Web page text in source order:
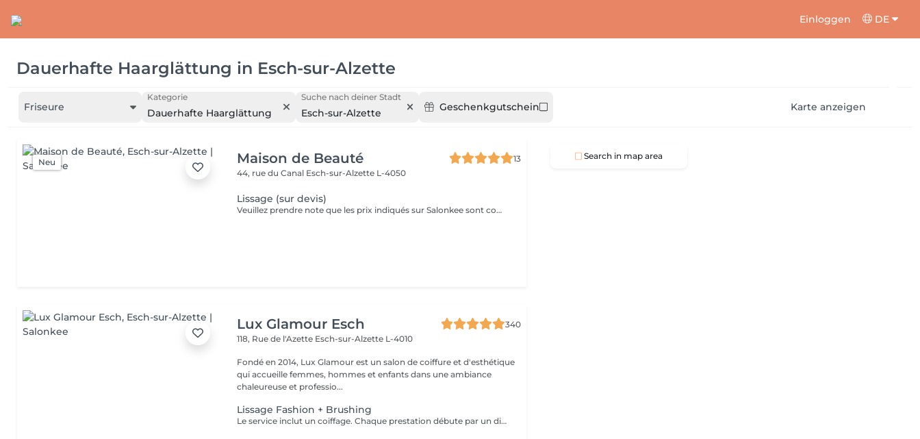
Einloggen DE
Dauerhafte Haarglättung in Esch-sur-Alzette
Friseure
Kategorie
Dauerhafte Haarglättung
Suche nach deiner Stadt
Esch-sur-Alzette Geschenkgutschein Karte anzeigen
Neu Maison de Beauté
13
44, rue du Canal Esch-sur-Alzette L-4050
Lissage (sur devis)
Veuillez prendre note que les prix indiqués sur Salonkee sont communiqués à titre informatif et s'entendent de base. Ces derniers sont susceptibles de varier selon le diagnostic réalisé à votre arrivée au salon et l'expertise du professionnel à qui vous confiez votre beauté. Dans tous les cas, un devis précis vous sera proposé et toutes réalisations de prestations seront effectuées avec votre accord. Un grand merci d'avance pour votre compréhension. Au plaisir de vous recevoir très vite.
Lux Glamour Esch
340
118, Rue de l'Azette Esch-sur-Alzette L-4010
Fondé en 2014, Lux Glamour est un salon de coiffure et d'esthétique
qui accueille femmes, hommes et enfants dans une ambiance
chaleureuse et professio...
Lissage Fashion + Brushing
Le service inclut un coiffage. Chaque prestation débute par un diagnostic personnalisé. Le tarif final est confirmé en salon selon les besoins de vos cheveux et la technique réalisée.
Search in map area